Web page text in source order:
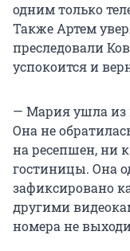
одним только
Также Артем
преследовали
успокоится и
— Мария ушла из
Она не
на ресепшен, ни
гостиницы. Она
зафиксировано
другими
номера не